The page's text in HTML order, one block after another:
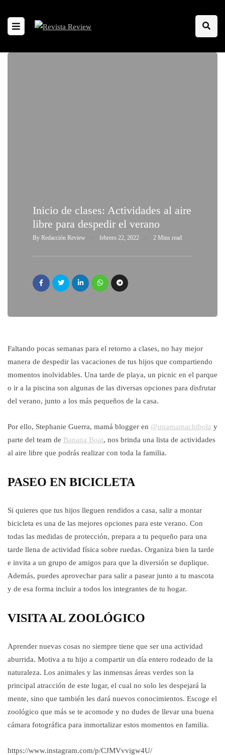
Inicio de clases: Actividades al aire
libre para despedir el verano
By Redacción Review febrero 22, 2022 2 Mins read
Faltando pocas semanas para el retorno a clases, no hay mejor
manera de despedir las vacaciones de tus hijos que compartiendo
momentos inolvidables. Una tarde de playa, un picnic en el parque
o ir a la piscina son algunas de las diversas opciones para disfrutar
del verano, junto a los más pequeños de la casa.
Por ello, Stephanie Guerra, mamá blogger en @unamamachibola y
parte del team de Banana Boat, nos brinda una lista de actividades
al aire libre que podrás realizar con toda la familia.
PASEO EN BICICLETA
Si quieres que tus hijos lleguen rendidos a casa, salir a montar
bicicleta es una de las mejores opciones para este verano. Con
todas las medidas de protección, prepara a tu pequeño para una
tarde llena de actividad física sobre ruedas. Organiza bien la tarde
e invita a un grupo de amigos para que la diversión se duplique.
Además, puedes aprovechar para salir a pasear junto a tu mascota
y de esa forma incluir a todos los integrantes de tu hogar.
VISITA AL ZOOLÓGICO
Aprender nuevas cosas no siempre tiene que ser una actividad
aburrida. Motiva a tu hijo a compartir un día entero rodeado de la
naturaleza. Los animales y las inmensas áreas verdes son la
principal atracción de este lugar, el cual no solo les despejará la
mente, sino que también les dará nuevos conocimientos. Escoge el
zoológico que más se te acomode y no dudes de llevar una buena
cámara fotográfica para inmortalizar estos momentos en familia.
https://www.instagram.com/p/CJMVvvigw4U/